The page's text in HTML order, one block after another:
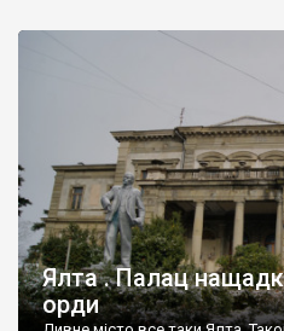
Ялта . Палац
орди